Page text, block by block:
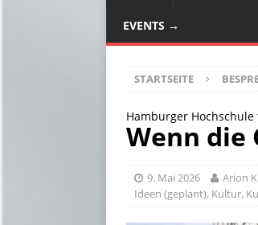
EVENTS →
STARTSEITE
Hamburger
Wenn die
9. Mai 2026 Arion
Ideen (geplant), Kultur,